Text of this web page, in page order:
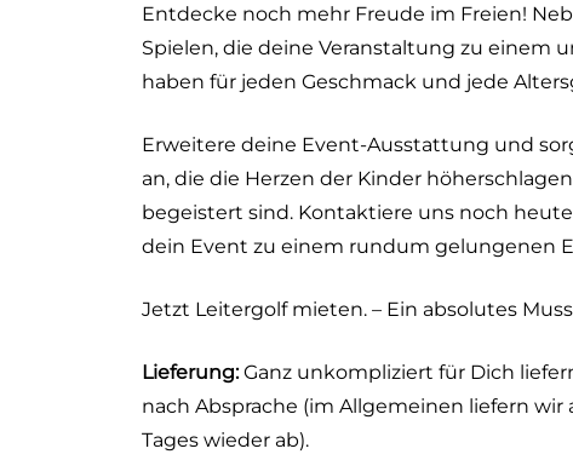
Entdecke noch mehr Freude im Freien!
Spielen, die deine Veranstaltung zu einem
haben für jeden Geschmack und jede
Erweitere deine Event-Ausstattung und
an, die die Herzen der Kinder
begeistert sind. Kontaktiere uns noch
dein Event zu einem rundum gelungenen
Jetzt Leitergolf mieten. – Ein absolutes
Lieferung:Ganz unkompliziert für Dich
nach Absprache (im Allgemeinen liefern
Tages wieder ab).